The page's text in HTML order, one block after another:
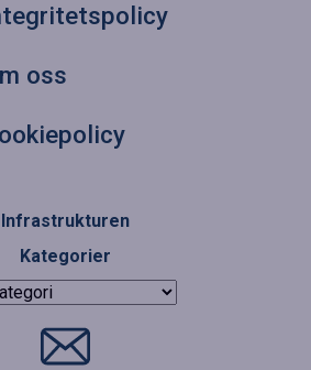
oss
Infrastrukturen
Kategorier